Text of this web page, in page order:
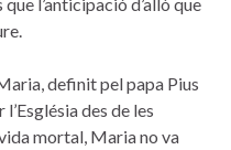
definit pel papa Pius
des de les
mortal, Maria no va